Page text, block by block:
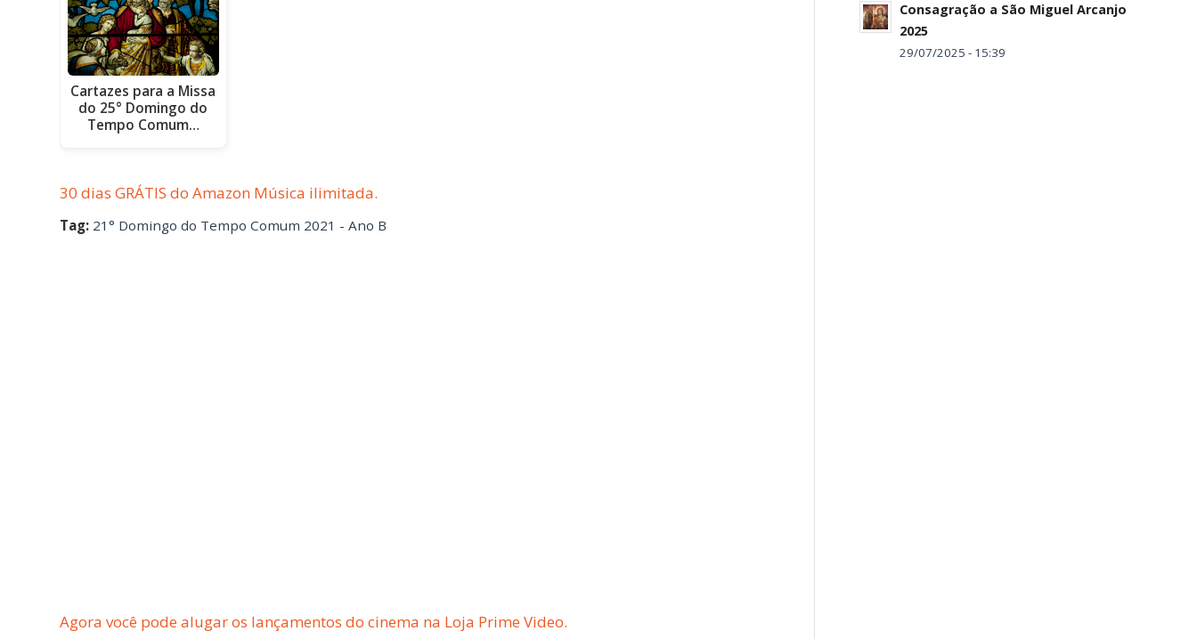
Cartazes para a Missa
do 25° Domingo do
Tempo Comum…
30 dias GRÁTIS do Amazon Música ilimitada.
Tag: 21° Domingo do Tempo Comum 2021 - Ano B
Agora você pode alugar os lançamentos do cinema na Loja Prime Video.
Consagração a São Miguel Arcanjo
2025
29/07/2025 - 15:39